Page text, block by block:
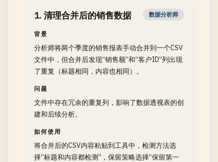
1. 清理合并后的销售数据 数据分析师
背景
分析师将两个季度的销售报表手动合并到一个CSV
文件中，但合并后发现“销售额”和“客户ID”列出现
了重复（标题相同，内容也相同）。
问题
文件中存在冗余的重复列，影响了数据透视表的创
建和后续分析。
如何使用
将合并后的CSV内容粘贴到工具中，检测方法选
择“标题和内容都检测”，保留策略选择“保留第一